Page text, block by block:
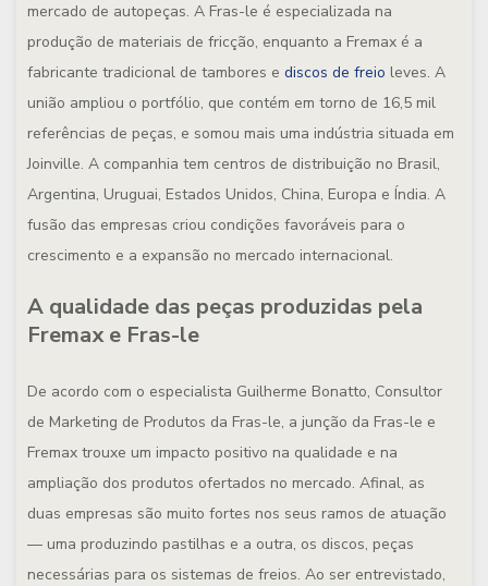
mercado de autopeças. A Fras-le é especializada na
produção de materiais de fricção, enquanto a Fremax é a
fabricante tradicional de tambores e discos de freio leves. A
união ampliou o portfólio, que contém em torno de 16,5 mil
referências de peças, e somou mais uma indústria situada em
Joinville. A companhia tem centros de distribuição no Brasil,
Argentina, Uruguai, Estados Unidos, China, Europa e Índia. A
fusão das empresas criou condições favoráveis para o
crescimento e a expansão no mercado internacional.
A qualidade das peças produzidas pela
Fremax e Fras-le
De acordo com o especialista Guilherme Bonatto, Consultor
de Marketing de Produtos da Fras-le, a junção da Fras-le e
Fremax trouxe um impacto positivo na qualidade e na
ampliação dos produtos ofertados no mercado. Afinal, as
duas empresas são muito fortes nos seus ramos de atuação
— uma produzindo pastilhas e a outra, os discos, peças
necessárias para os sistemas de freios. Ao ser entrevistado,